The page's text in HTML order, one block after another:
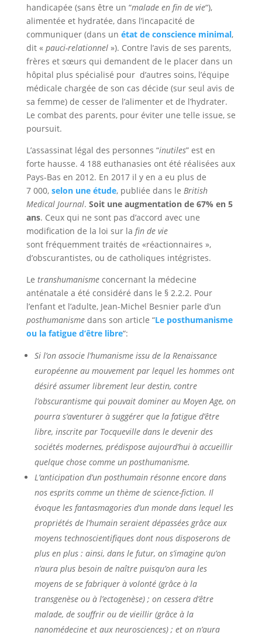
handicapée (sans être un “malade en fin de vie“),
alimentée et hydratée, dans l’incapacité de
communiquer (dans un état de conscience minimal,
dit « pauci-relationnel»). Contre l’avis de ses parents,
frères et sœurs qui demandent de le placer dans un
hôpital plus spécialisé pour d’autres soins, l’équipe
médicale chargée de son cas décide (sur seul avis de
sa femme) de cesser de l’alimenter et de l’hydrater.
Le combat des parents, pour éviter une telle issue, se
poursuit.
L’assassinat légal des personnes “inutiles” est en
forte hausse. 4 188 euthanasies ont été réalisées aux
Pays-Bas en 2012. En 2017 il y en a eu plus de
7 000, selon une étude, publiée dans le British
Medical Journal. Soit une augmentation de 67% en 5
ans. Ceux qui ne sont pas d’accord avec une
modification de la loi sur la fin de vie
sont fréquemment traités de «réactionnaires »,
d’obscurantistes, ou de catholiques intégristes.
Le transhumanismeconcernant la médecine
anténatale a été considéré dans le § 2.2.2. Pour
l’enfant et l’adulte, Jean-Michel Besnier parle d’un
posthumanismedans son article “Le posthumanisme
ou la fatigue d’être libre“:
Si l’on associe l’humanisme issu de la Renaissance
européenne au mouvement par lequel les hommes ont
désiré assumer librement leur destin, contre
l’obscurantisme qui pouvait dominer au Moyen Age, on
pourra s’aventurer à suggérer que la fatigue d’être
libre, inscrite par Tocqueville dans le devenir des
sociétés modernes, prédispose aujourd’hui à accueillir
quelque chose comme un posthumanisme.
L’anticipation d’un posthumain résonne encore dans
nos esprits comme un thème de science-fiction. Il
évoque les fantasmagories d’un monde dans lequel les
propriétés de l’humain seraient dépassées grâce aux
moyens technoscientifiques dont nous disposerons de
plus en plus : ainsi, dans le futur, on s’imagine qu’on
n’aura plus besoin de naître puisqu’on aura les
moyens de se fabriquer à volonté (grâce à la
transgenèse ou à l’ectogenèse) ; on cessera d’être
malade, de souffrir ou de vieillir (grâce à la
nanomédecine et aux neurosciences) ; et on n’aura